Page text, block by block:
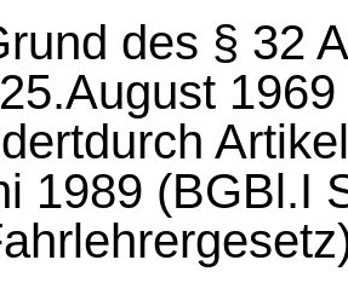
des § 32
1989 (BGBl.I